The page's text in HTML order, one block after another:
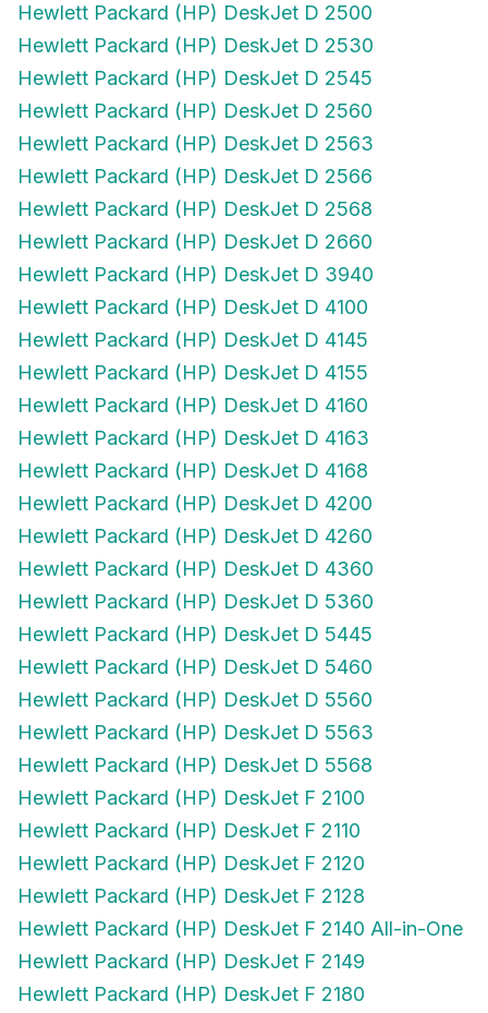
Hewlett Packard (HP) DeskJet D 2500
Hewlett Packard (HP) DeskJet D 2530
Hewlett Packard (HP) DeskJet D 2545
Hewlett Packard (HP) DeskJet D 2560
Hewlett Packard (HP) DeskJet D 2563
Hewlett Packard (HP) DeskJet D 2566
Hewlett Packard (HP) DeskJet D 2568
Hewlett Packard (HP) DeskJet D 2660
Hewlett Packard (HP) DeskJet D 3940
Hewlett Packard (HP) DeskJet D 4100
Hewlett Packard (HP) DeskJet D 4145
Hewlett Packard (HP) DeskJet D 4155
Hewlett Packard (HP) DeskJet D 4160
Hewlett Packard (HP) DeskJet D 4163
Hewlett Packard (HP) DeskJet D 4168
Hewlett Packard (HP) DeskJet D 4200
Hewlett Packard (HP) DeskJet D 4260
Hewlett Packard (HP) DeskJet D 4360
Hewlett Packard (HP) DeskJet D 5360
Hewlett Packard (HP) DeskJet D 5445
Hewlett Packard (HP) DeskJet D 5460
Hewlett Packard (HP) DeskJet D 5560
Hewlett Packard (HP) DeskJet D 5563
Hewlett Packard (HP) DeskJet D 5568
Hewlett Packard (HP) DeskJet F 2100
Hewlett Packard (HP) DeskJet F 2110
Hewlett Packard (HP) DeskJet F 2120
Hewlett Packard (HP) DeskJet F 2128
Hewlett Packard (HP) DeskJet F 2140 All-in-One
Hewlett Packard (HP) DeskJet F 2149
Hewlett Packard (HP) DeskJet F 2180